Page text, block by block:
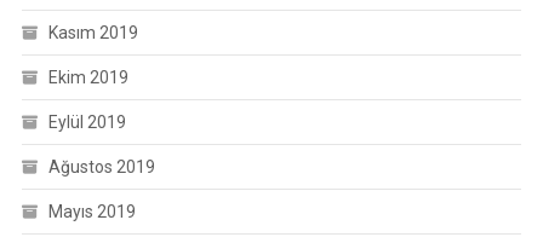
Kasım 2019
Ekim 2019
Eylül 2019
Ağustos 2019
Mayıs 2019